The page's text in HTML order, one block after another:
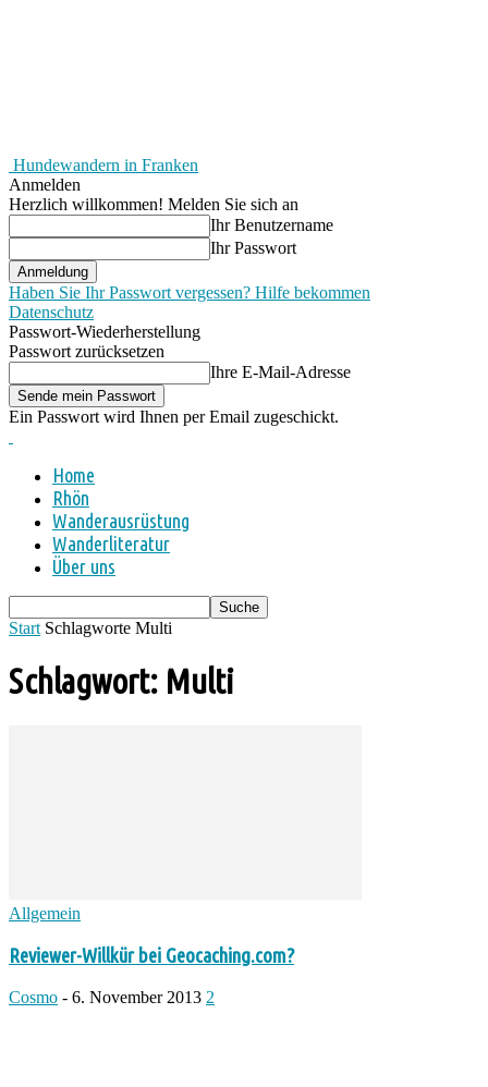
Hundewandern in Franken
Anmelden
Herzlich willkommen! Melden Sie sich an
Ihr Benutzername
Ihr Passwort
Haben Sie Ihr Passwort vergessen? Hilfe bekommen
Datenschutz
Passwort-Wiederherstellung
Passwort zurücksetzen
Ihre E-Mail-Adresse
Ein Passwort wird Ihnen per Email zugeschickt.
Home
Rhön
Wanderausrüstung
Wanderliteratur
Über uns
Start Schlagworte Multi
Schlagwort: Multi
Allgemein
Reviewer-Willkür bei Geocaching.com?
Cosmo - 6. November 2013 2